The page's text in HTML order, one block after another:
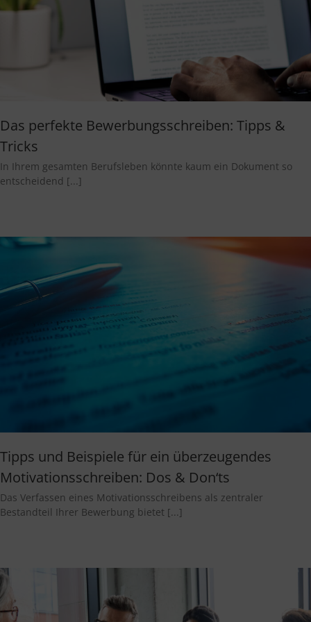
Das perfekte Bewerbungsschreiben: Tipps &
Tricks
In Ihrem gesamten Berufsleben könnte kaum ein Dokument so
entscheidend [...]
Tipps und Beispiele für ein überzeugendes
Motivationsschreiben: Dos & Don‘ts
Das Verfassen eines Motivationsschreibens als zentraler
Bestandteil Ihrer Bewerbung bietet [...]